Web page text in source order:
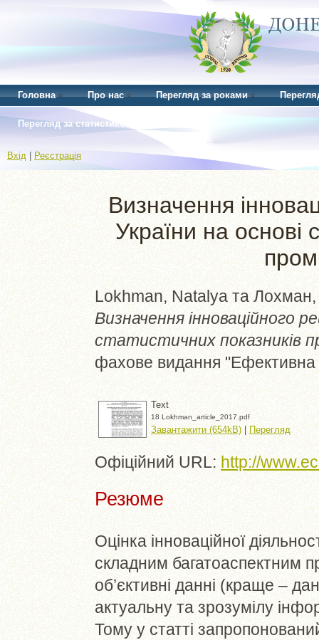
Головна Про нас Перегляд за роками
Перегляд за статистикою
Вхід Реєстрація
Визначення
України на основі
Lokhman, Natalya та Лохман,
Визначення інноваційного
статистичних показників
фахове видання "Ефективна
Text
18 Lokhman_article_2017.pdf
Завантажити (654kB) | Перегляд
Офіційний URL: http://
Резюме
Оцінка інноваційної
складним багатоаспектним
об’єктивні данні (краще –
актуальну та зрозумілу
Тому у статті